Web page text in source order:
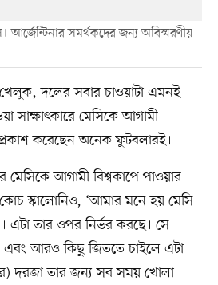
আর্জেন্টিনার সমর্থকদের জন্য অবিস্মরণীয়
দলের সবার চাওয়াটা এমনই।
সাক্ষাৎকারে মেসিকে আগামী
করেছেন অনেক ফুটবলারই।
মেসিকে আগামী বিশ্বকাপে পাওয়ার
স্কালোনিও, ‘আমার মনে হয় মেসি
এটা তার ওপর নির্ভর করছে। সে
এবং আরও কিছু জিততে চাইলে এটা
দরজা তার জন্য সব সময় খোলা